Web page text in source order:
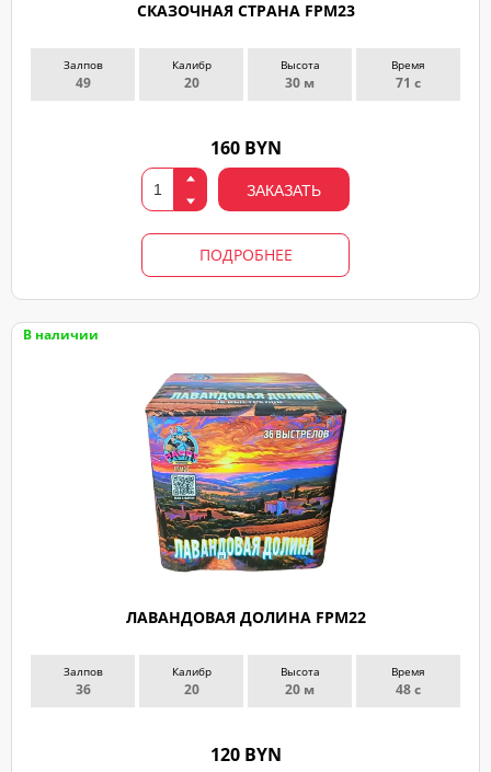
СКАЗОЧНАЯ СТРАНА FPM23
Залпов
49
Калибр
20
Высота
30 м
Время
71 с
160 BYN
ЗАКАЗАТЬ
ПОДРОБНЕЕ
В наличии
ЛАВАНДОВАЯ ДОЛИНА FPM22
Залпов
36
Калибр
20
Высота
20 м
Время
48 с
120 BYN